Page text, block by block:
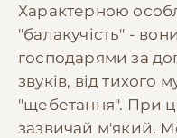
Характерною
"балакучість" -
господарями за
звуків, від тихого
"щебетання". При
зазвичай м'який.